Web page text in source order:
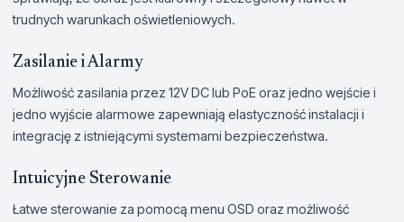
trudnych warunkach oświetleniowych.
Zasilanie i Alarmy
Możliwość zasilania przez 12V DC lub PoE oraz jedno wejście i
jedno wyjście alarmowe zapewniają elastyczność instalacji i
integrację z istniejącymi systemami bezpieczeństwa.
Intuicyjne Sterowanie
Łatwe sterowanie za pomocą menu OSD oraz możliwość